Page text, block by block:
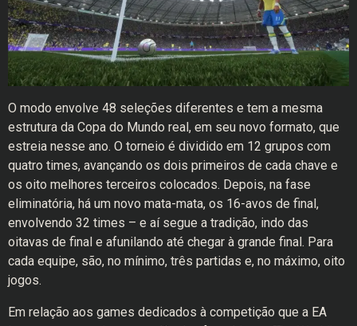
O modo envolve 48 seleções diferentes e tem a mesma
estrutura da Copa do Mundo real, em seu novo formato, que
estreia nesse ano. O torneio é dividido em 12 grupos com
quatro times, avançando os dois primeiros de cada chave e
os oito melhores terceiros colocados. Depois, na fase
eliminatória, há um novo mata-mata, os 16-avos de final,
envolvendo 32 times – e aí segue a tradição, indo das
oitavas de final e afunilando até chegar à grande final. Para
cada equipe, são, no mínimo, três partidas e, no máximo, oito
jogos.
Em relação aos games dedicados à competição que a EA